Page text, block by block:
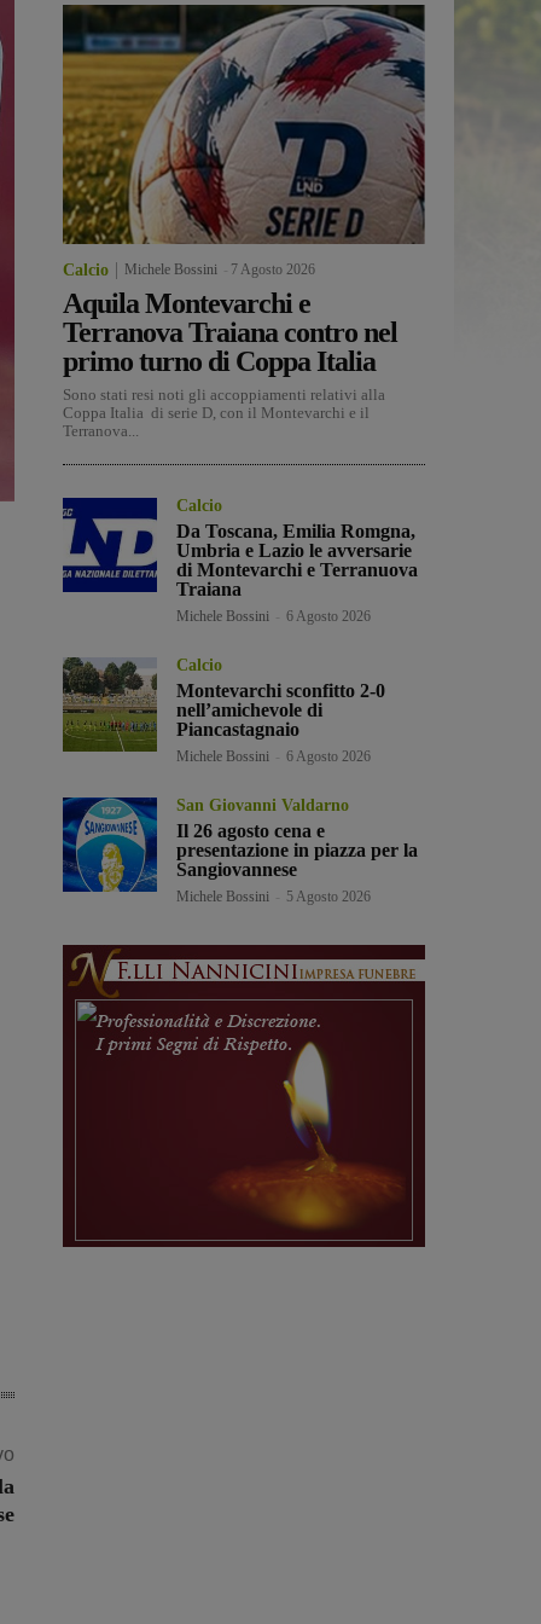
Calcio Michele Bossini 7 Agosto 2026
Aquila Montevarchi e
Terranova Traiana contro nel
primo turno di Coppa Italia
Sono stati resi noti gli accoppiamenti relativi alla
Coppa Italia di serie D, con il Montevarchi e il
Terranova...
Calcio
Da Toscana, Emilia Romgna,
Umbria e Lazio le avversarie
di Montevarchi e Terranuova
Traiana
Michele Bossini 6 Agosto 2026
Calcio
Montevarchi sconfitto 2-0
nell’amichevole di
Piancastagnaio
Michele Bossini 6 Agosto 2026
San Giovanni Valdarno
Il 26 agosto cena e
presentazione in piazza per la
Sangiovannese
Michele Bossini 5 Agosto 2026